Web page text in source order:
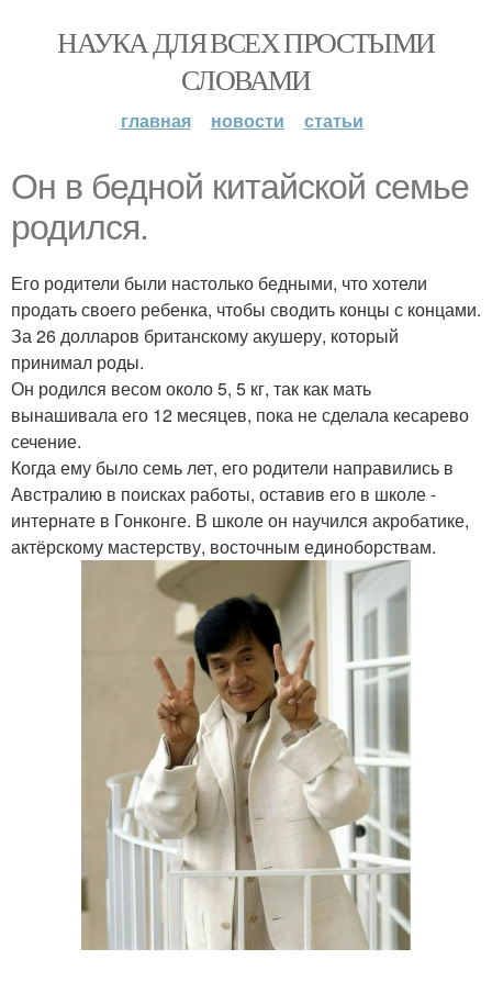
НАУКА ДЛЯ ВСЕХ ПРОСТЫМИ
СЛОВАМИ
главная новости статьи
Он в бедной китайской семье
родился.
Его родители были настолько бедными, что хотели
продать своего ребенка, чтобы сводить концы с концами.
За 26 долларов британскому акушеру, который
принимал роды.
Он родился весом около 5, 5 кг, так как мать
вынашивала его 12 месяцев, пока не сделала кесарево
сечение.
Когда ему было семь лет, его родители направились в
Австралию в поисках работы, оставив его в школе -
интернате в Гонконге. В школе он научился акробатике,
актёрскому мастерству, восточным единоборствам.